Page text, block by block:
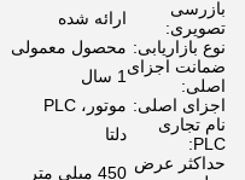
بازرسی
تصویری:
ارائه شده
نوع بازاریابی: محصول معمولی
ضمانت اجزای
اصلی:
1 سال
اجزای اصلی: موتور، PLC
نام تجاری
PLC:
دلتا
حداکثر عرض 450 میلی متر